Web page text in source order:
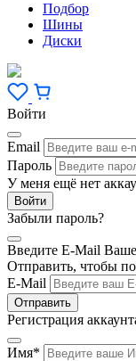
Подбор
Шины
Диски
Войти
Email
Пароль
У меня ещё нет
Забыли пароль?
Введите E-Mail
Отправить, чтобы
E-Mail
Регистрация
Имя*